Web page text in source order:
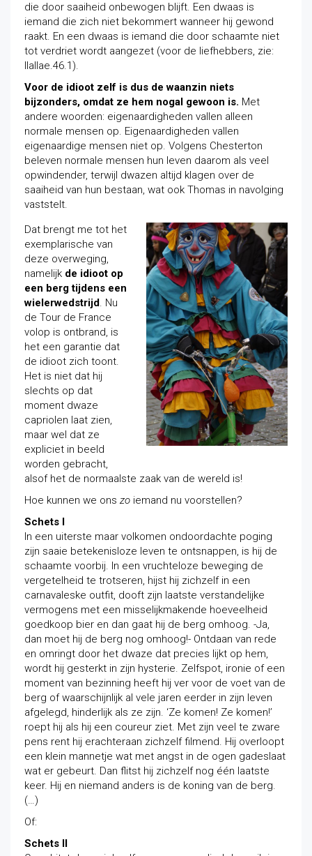
die door saaiheid onbewogen blijft. Een dwaas is
iemand die zich niet bekommert wanneer hij gewond
raakt. En een dwaas is iemand die door schaamte niet
tot verdriet wordt aangezet (voor de liefhebbers, zie:
IIaIIae.46.1).
Voor de idioot zelf is dus de waanzin niets
bijzonders, omdat ze hem nogal gewoon is. Met
andere woorden: eigenaardigheden vallen alleen
normale mensen op. Eigenaardigheden vallen
eigenaardige mensen niet op. Volgens Chesterton
beleven normale mensen hun leven daarom als veel
opwindender, terwijl dwazen altijd klagen over de
saaiheid van hun bestaan, wat ook Thomas in navolging
vaststelt.
Dat brengt me tot het
exemplarische van
deze overweging,
namelijk de idioot op
een berg tijdens een
wielerwedstrijd. Nu
de Tour de France
volop is ontbrand, is
het een garantie dat
de idioot zich toont.
Het is niet dat hij
slechts op dat
moment dwaze
capriolen laat zien,
maar wel dat ze
expliciet in beeld
worden gebracht,
alsof het de normaalste zaak van de wereld is!
Hoe kunnen we ons zo iemand nu voorstellen?
Schets I
In een uiterste maar volkomen ondoordachte poging
zijn saaie betekenisloze leven te ontsnappen, is hij de
schaamte voorbij. In een vruchteloze beweging de
vergetelheid te trotseren, hijst hij zichzelf in een
carnavaleske outfit, dooft zijn laatste verstandelijke
vermogens met een misselijkmakende hoeveelheid
goedkoop bier en dan gaat hij de berg omhoog. -Ja,
dan moet hij de berg nog omhoog!- Ontdaan van rede
en omringt door het dwaze dat precies lijkt op hem,
wordt hij gesterkt in zijn hysterie. Zelfspot, ironie of een
moment van bezinning heeft hij ver voor de voet van de
berg of waarschijnlijk al vele jaren eerder in zijn leven
afgelegd, hinderlijk als ze zijn. ‘Ze komen! Ze komen!’
roept hij als hij een coureur ziet. Met zijn veel te zware
pens rent hij erachteraan zichzelf filmend. Hij overloopt
een klein mannetje wat met angst in de ogen gadeslaat
wat er gebeurt. Dan flitst hij zichzelf nog één laatste
keer. Hij en niemand anders is de koning van de berg.
(…)
Of:
Schets II